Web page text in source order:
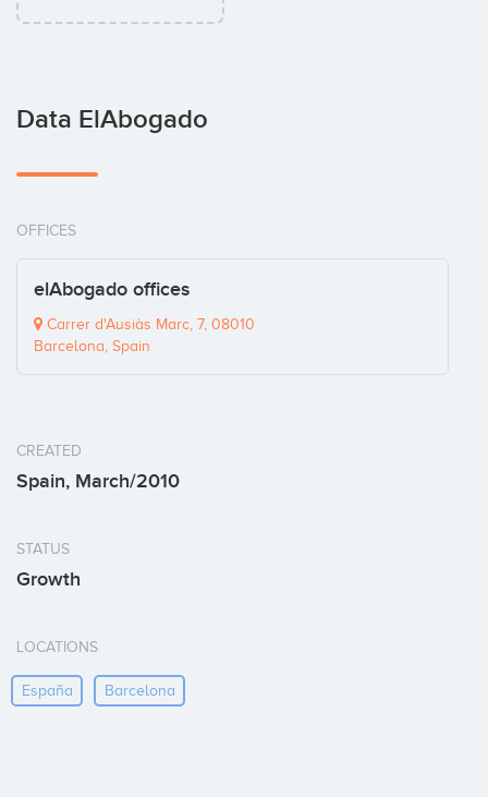
Data ElAbogado
OFFICES
elAbogado offices
Carrer d'Ausiàs Marc, 7, 08010
Barcelona, Spain
CREATED
Spain, March/2010
STATUS
Growth
LOCATIONS
España Barcelona